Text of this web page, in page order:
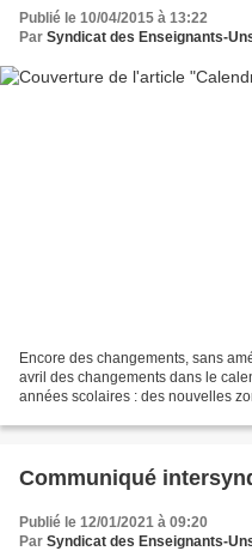
Publié le 10/04/2015 à 13:22
Par Syndicat des Enseignants-
Encore des changements, sans
avril des changements dans le
années scolaires : des nouvelles
Communiqué
Publié le 12/01/2021 à 09:20
Par Syndicat des Enseignants-